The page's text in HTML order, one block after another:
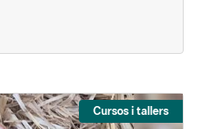
Cursos i tallers